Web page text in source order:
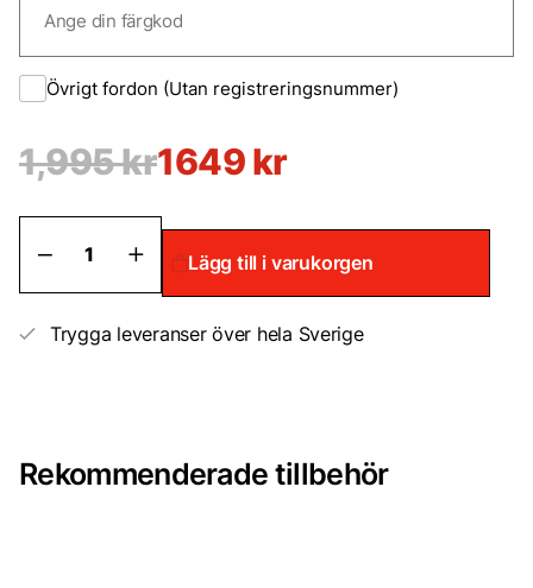
Övrigt fordon (Utan registreringsnummer)
1,995kr
Det
priset
var:
1,995 kr.
1649 kr
Det
priset
är:
1,649 kr.
STORKÖP
Billack
på
solid
2-
Lägg till i varukorgen
Trygga leveranser över hela Sverige
Rekommenderade tillbehör